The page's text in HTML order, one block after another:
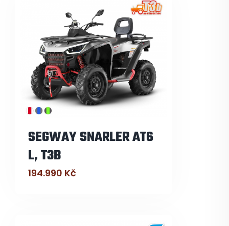
SEGWAY SNARLER AT6
L, T3B
194.990 Kč